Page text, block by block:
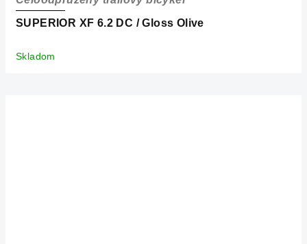
SUPERIOR XF 6.2 DC / Gloss Olive
Skladom